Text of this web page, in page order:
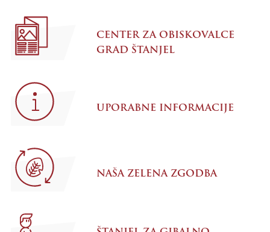
CENTER ZA OBISKOVALCE
GRAD ŠTANJEL
UPORABNE INFORMACIJE
NAŠA ZELENA ZGODBA